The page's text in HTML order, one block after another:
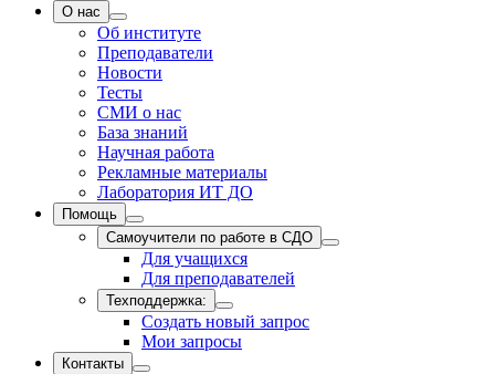
О нас
Об институте
Преподаватели
Новости
Тесты
СМИ о нас
База знаний
Научная работа
Рекламные материалы
Лаборатория ИТ ДО
Помощь
Самоучители по работе в СДО
Для учащихся
Для преподавателей
Техподдержка:
Создать новый запрос
Мои запросы
Контакты